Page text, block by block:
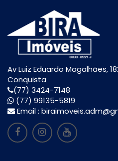
Av Luiz Eduardo Magalhães,
Conquista
(77) 3424-7148
(77) 99135-5819
Email :